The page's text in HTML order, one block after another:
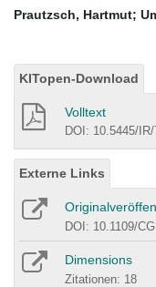
Prautzsch, Hartmut;
KITopen-Download
Volltext
DOI: 10.5445/
Externe Links
DOI: 10.1109/
Dimensions
Zitationen: 18